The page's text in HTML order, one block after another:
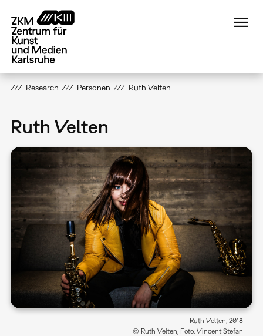
zum
Inhalt
Research Personen Ruth Velten
Ruth Velten
Ruth Velten, 2018
© Ruth Velten, Foto: Vincent Stefan